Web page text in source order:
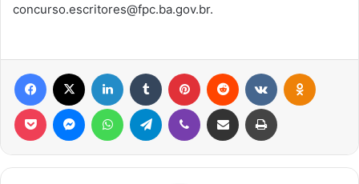
concurso.escritores@fpc.ba.gov.br.
Facebook Linkedin Tumblr Pinterest Reddit
Pocket MessengerWhatsAppTelegram Viber Compartilhar via e-mail Imprimir